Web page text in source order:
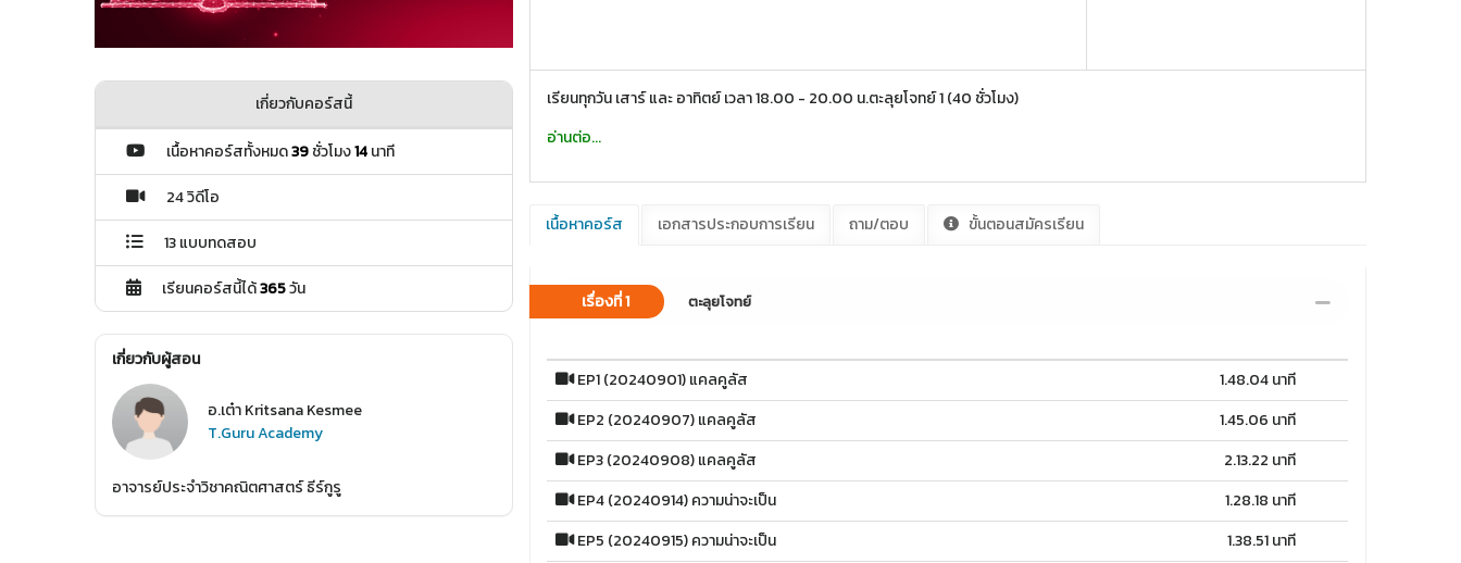
เรียนทุกวัน เสาร์ และ อาทิตย์ เวลา 18.00 - 20.00 น.ตะลุยโจทย์ 1 (40 ชั่วโมง)
อ่านต่อ...
เนื้อหาคอร์ส เอกสารประกอบการเรียน ถาม/ตอบ ขั้นตอนสมัครเรียน
เรื่องที่ 1 ตะลุยโจทย์
EP1 (20240901) แคลคูลัส
1.48.04 นาที
EP2 (20240907) แคลคูลัส
1.45.06 นาที
EP3 (20240908) แคลคูลัส
2.13.22 นาที
EP4 (20240914) ความน่าจะเป็น
1.28.18 นาที
EP5 (20240915) ความน่าจะเป็น
1.38.51 นาที
เกี่ยวกับคอร์สนี้
เนื้อหาคอร์สทั้งหมด39ชั่วโมง14นาที
24 วิดีโอ
13 แบบทดสอบ
เรียนคอร์สนี้ได้365วัน
เกี่ยวกับผู้สอน
อ.เต๋า Kritsana Kesmee
T.Guru Academy
อาจารย์ประจำวิชาคณิตศาสตร์ ธีร์กูรู